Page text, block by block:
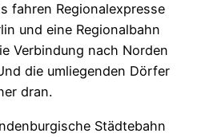
fahren Regionalexpresse
und eine Regionalbahn
Verbindung nach Norden
die umliegenden Dörfer
dran.
Städtebahn